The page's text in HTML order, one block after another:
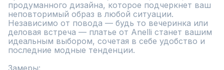
продуманного дизайна, которое подчеркнет ваш
неповторимый образ в любой ситуации.
Независимо от повода — будь то вечеринка или
деловая встреча — платье от Anelli станет вашим
идеальным выбором, сочетая в себе удобство и
последние модные тенденции.
Замеры: